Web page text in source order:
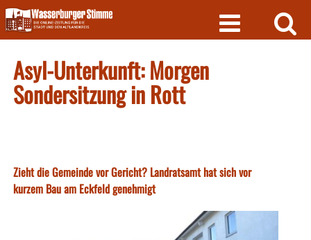
Skip
to
content
Asyl-Unterkunft: Morgen
Sondersitzung in Rott
Zieht die Gemeinde vor Gericht? Landratsamt hat sich vor
kurzem Bau am Eckfeld genehmigt